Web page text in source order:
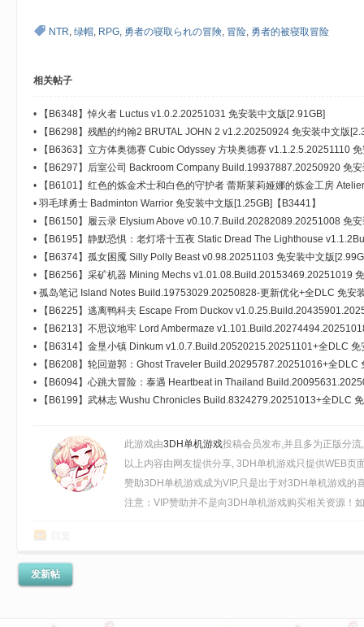
NTR, 绿帽, RPG, 勇者の寝取られの冒険, 冒险, 勇者的被寝取冒险
相关帖子
•
【B6348】悼火者 Luctus v1.0.2.20251031 免安装中文版[2.91GB]
•
【B6298】残酷的约翰2 BRUTAL JOHN 2 v1.2.20250924 免安装中文版
•
【B6363】立方体奥德赛 Cubic Odyssey 方块奥德赛 v1.1.2.5.20251110
•
【B6297】后室公司 Backroom Company Build.19937887.20250920 免
•
【B6101】红色的炼金术士和白色的守护者 蕾斯莱莉娅娜的炼金工房
Alchemist &amp; the White Guardian V1.2.0.20251030-服装组合[夏日伊始
装中文豪华版[11.68GB]
• 羽毛球勇士 Badminton Warrior 免安装中文版[1.25GB]【B3441】
•
【B6150】履云录 Elysium Above v0.10.7.Build.20282089.20251008 免
•
【B6195】静默恐惧：老灯塔十五夜 Static Dread The Lighthouse
装中文版[2.66GB]
•
【B6374】孤女困魇 Silly Polly Beast v0.98.20251103 免安装中文版
•
【B6256】采矿机器 Mining Mechs v1.01.08.Build.20153469.20251019
• 孤岛笔记 Island Notes Build.19753029.20250828-更新优化+全DLC 免安
•
【B6225】逃离鸭科夫 Escape From Duckov
•
【B6213】不思议地牢 Lord Ambermaze
免安装中文豪华版[904MB]
•
【B6314】金垦小镇 Dinkum v1.0.7.Build.20520215.20251101+全DLC
•
【B6208】轮回遊郭：Ghost Traveler Build.20295787.20251016+全DLC
•
【B6094】心跳大冒险：泰遇 Heartbeat in Thailand
[43.0GB]
• 【B6199】武林志 Wushu Chronicles Build.8324279.20251013+全DLC
此游戏由3DH单机游戏投稿会员发布,并且多为正版分
以上内容由网友提供分享, 3DH单机游戏只提供WEB
赞助3DH单机游戏成为VIP,只是出于对3DH单机游戏
注意：VIP赞助并不是向3DH单机游戏购买相关资源！
发新帖